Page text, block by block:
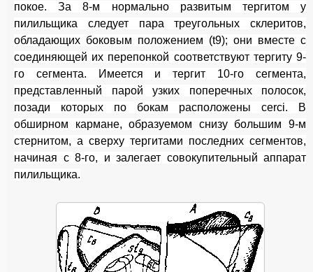
покое. За 8-м нормально развитым тергитом у
пилильщика следует пара треугольных склеритов,
обладающих боковым положением (t9); они вместе с
соединяющей их перепонкой соответствуют тергиту 9-
го сегмента. Имеется и тергит 10-го сегмента,
представленный парой узких поперечных полосок,
позади которых по бокам расположены cerci. В
обширном кармане, образуемом снизу большим 9-м
стернитом, а сверху тергитами последних сегментов,
начиная с 8-го, и залегает совокупительный аппарат
пилильщика.